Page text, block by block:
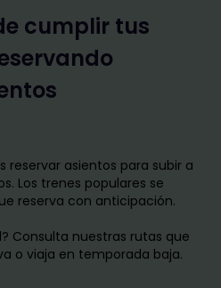
cumplir tus
reservar asientos para subir a
Los trenes populares se
reserva con anticipación.
Consulta nuestras rutas que
o viaja en temporada baja.